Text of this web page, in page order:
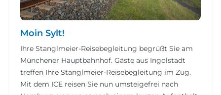
Moin Sylt!
Ihre Stanglmeier-Reisebegleitung begrüßt Sie am
Münchener Hauptbahnhof. Gäste aus Ingolstadt
treffen Ihre Stanglmeier-Reisebegleitung im Zug.
Mit dem ICE reisen Sie nun umsteigefrei nach